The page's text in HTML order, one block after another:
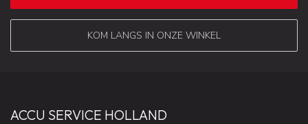
KOM LANGS IN ONZE WINKEL
ACCU SERVICE HOLLAND